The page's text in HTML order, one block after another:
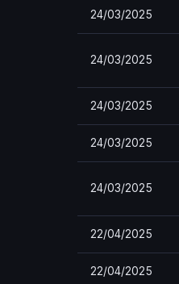
24/03/2025
24/03/2025
24/03/2025
24/03/2025
24/03/2025
22/04/2025
22/04/2025